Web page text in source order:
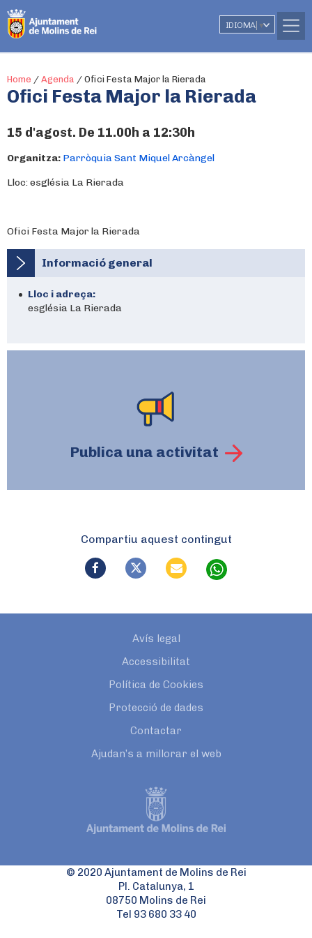
IDIOMA ▼
Home / Agenda / Ofici Festa Major la Rierada
Ofici Festa Major la Rierada
15 d'agost. De 11.00h a 12:30h
Organitza: Parròquia Sant Miquel Arcàngel
Lloc: església La Rierada
Ofici Festa Major la Rierada
Informació general
Lloc i adreça:
església La Rierada
Publica una activitat
Compartiu aquest contingut
Avís legal
Accessibilitat
Política de Cookies
Protecció de dades
Contactar
Ajudan’s a millorar el web
© 2020 Ajuntament de Molins de Rei
Pl. Catalunya, 1
08750 Molins de Rei
Tel 93 680 33 40